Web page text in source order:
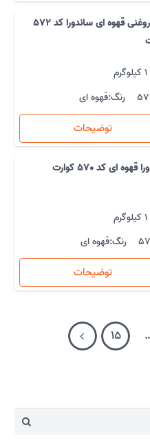
رنگ روغنی قهوه ای ساندورا کد 572
رنگ:قهوه ای
توضیحات
قهوه ای کد 570 کوارت
رنگ:قهوه ای
توضیحات
15